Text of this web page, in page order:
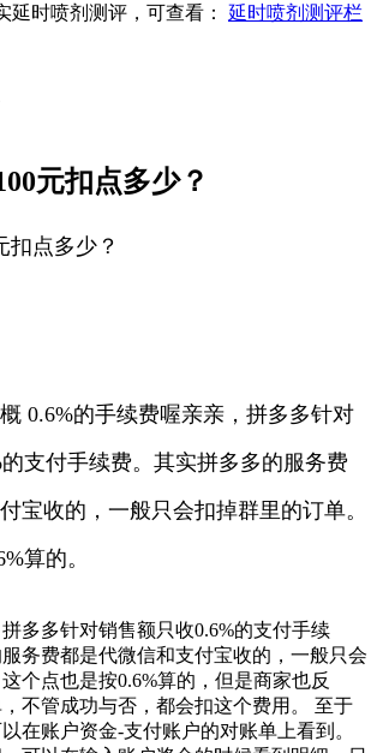
延时喷剂测评，可查看： 延时喷剂测评栏
元扣点多少？
扣点多少？
0.6%的手续费喔亲亲，拼多多针对
支付手续费。其实拼多多的服务费
宝收的，一般只会扣掉群里的订单。
算的。
多多针对销售额只收0.6%的支付手续
务费都是代微信和支付宝收的，一般只会
个点也是按0.6%算的，但是商家也反
不管成功与否，都会扣这个费用。 至于
在账户资金-支付账户的对账单上看到。